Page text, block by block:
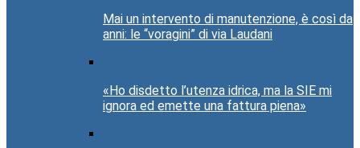
Mai un intervento di manutenzione, è così da
anni: le “voragini” di via Laudani
«Ho disdetto l’utenza idrica, ma la SIE mi
ignora ed emette una fattura piena»